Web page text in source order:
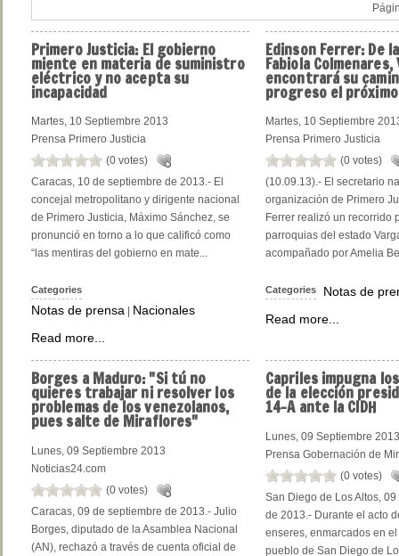
PrimeroJusticia: El gobierno
miente en materia de suministro
eléctrico y no acepta su
incapacidad
Martes, 10 Septiembre 2013
Prensa Primero Justicia
(0 votes)
Caracas, 10 de septiembre de 2013.- El
concejal metropolitano y dirigente nacional
de Primero Justicia, Máximo Sánchez, se
pronunció en torno a lo que calificó como
“las mentiras del gobierno en mate...
Categories
Notas de prensa
Nacionales
Read more...
EdinsonFerrer: De
Fabiola Colmenares,
encontrará su
progreso el próximo
Martes, 10 Septiembre
Prensa Primero Justicia
(0 votes)
(10.09.13).- El secretario
organización de Primero
Ferrer realizó un recorrido
parroquias del estado
acompañado por Amelia
Categories
Notas de
Read more...
Borges a Maduro: "Si tú no
quieres trabajar ni resolver los
problemas de los venezolanos,
pues salte de Miraflores"
Lunes, 09 Septiembre 2013
Noticias24.com
(0 votes)
Caracas, 09 de septiembre de 2013.- Julio
Borges, diputado de la Asamblea Nacional
(AN), rechazó a través de cuenta oficial de
Caprilesimpugna
de la elección
14-A ante la CIDH
Lunes, 09 Septiembre
Prensa Gobernación de
(0 votes)
San Diego de Los Altos,
de 2013.- Durante el acto
enseres, enmarcados en
pueblo de San Diego de